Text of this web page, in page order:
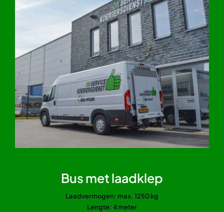
Bus met laadklep
Laadvermogen: max. 1250 kg
Lengte: 4 meter